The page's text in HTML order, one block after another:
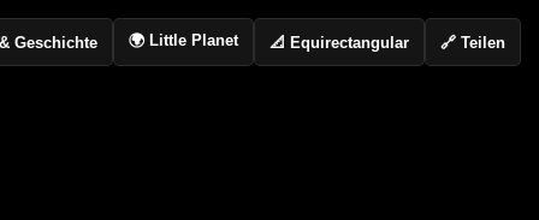
Geschichte 🌍 Little Planet 📐 Equirectangular 🔗 Teilen